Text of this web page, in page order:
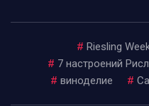
# Riesling
# 7 настроений
# виноделие #